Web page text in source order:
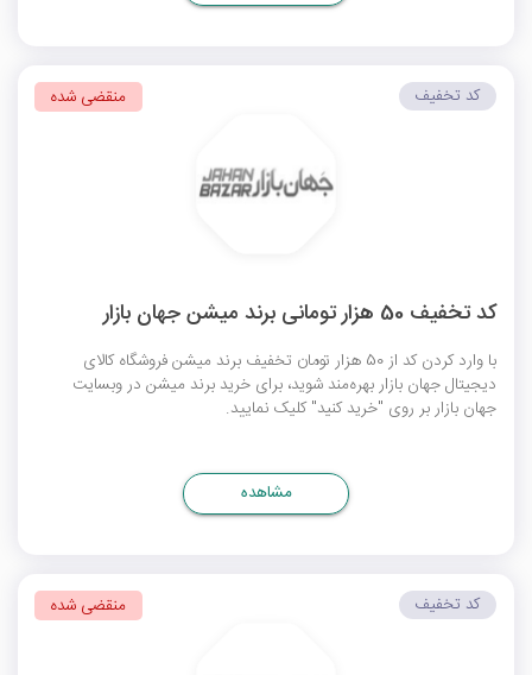
کد تخفیف 50 هزار تومانی برند میشن جهان بازار
با وارد کردن کد از 50 هزار تومان تخفیف برند میشن فروشگاه کالای
دیجیتال جهان بازار بهره‌مند شوید، برای خرید برند میشن در وبسایت
جهان بازار بر روی "خرید کنید" کلیک نمایید.
کد تخفیف منقضی شده
مشاهده
کد تخفیف منقضی شده